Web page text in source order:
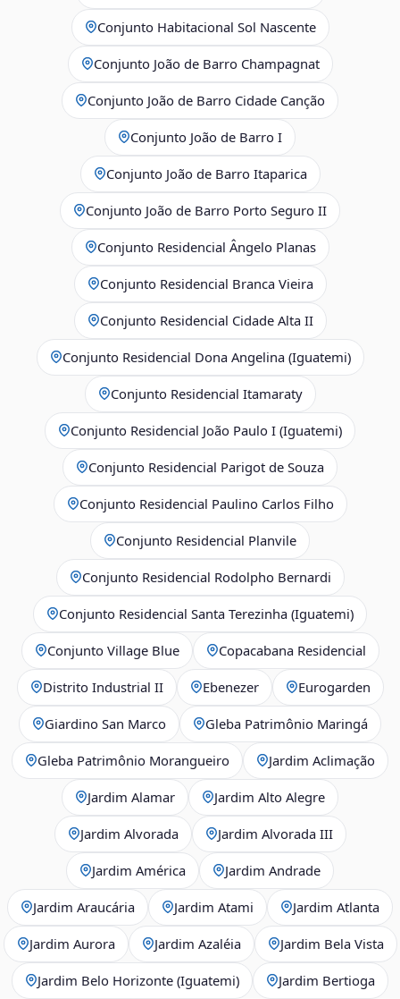
Conjunto Habitacional Sol Nascente
Conjunto João de Barro Champagnat
Conjunto João de Barro Cidade Canção
Conjunto João de Barro I
Conjunto João de Barro Itaparica
Conjunto João de Barro Porto Seguro II
Conjunto Residencial Ângelo Planas
Conjunto Residencial Branca Vieira
Conjunto Residencial Cidade Alta II
Conjunto Residencial Dona Angelina (Iguatemi)
Conjunto Residencial Itamaraty
Conjunto Residencial João Paulo I (Iguatemi)
Conjunto Residencial Parigot de Souza
Conjunto Residencial Paulino Carlos Filho
Conjunto Residencial Planvile
Conjunto Residencial Rodolpho Bernardi
Conjunto Residencial Santa Terezinha (Iguatemi)
Conjunto Village Blue Copacabana Residencial
Distrito Industrial II Ebenezer Eurogarden
Giardino San Marco Gleba Patrimônio Maringá
Gleba Patrimônio Morangueiro Jardim Aclimação
Jardim Alamar Jardim Alto Alegre
Jardim Alvorada Jardim Alvorada III
Jardim América Jardim Andrade
Jardim Araucária Jardim Atami Jardim Atlanta
Jardim Aurora Jardim Azaléia Jardim Bela Vista
Jardim Belo Horizonte (Iguatemi) Jardim Bertioga